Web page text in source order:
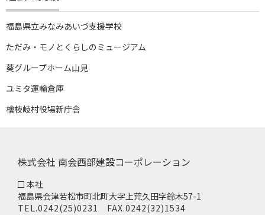
福島県立みなみあいづ支援学校
ただみ・モノとくらしのミュージアム
葵グループホーム山見
ユミタ運輸倉庫
檜枝岐村役場新庁舎
株式会社 南会西部建設コーポレーション
本社
福島県会津若松市町北町大字上荒久田字鈴木57-1
TEL.0242(25)0231 FAX.0242(32)1534